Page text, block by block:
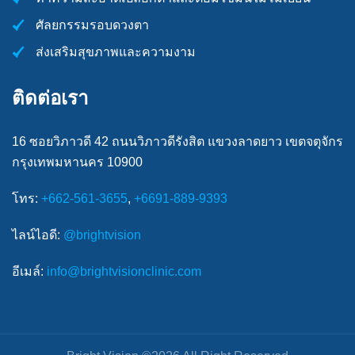
ศัลยกรรมรอบดวงตา
ส่งเสริมสุขภาพและความงาม
ติดต่อเรา
16 ซอยวิภาวดี 42 ถนนวิภาวดีรังสิต แขวงลาดยาว เขตจตุจักร
กรุงเทพมหานคร 10900
โทร: +662-561-3655, +6691-889-9393
ไลน์ไอดี: @brightvision
อีเมล์: info@brightvisionclinic.com